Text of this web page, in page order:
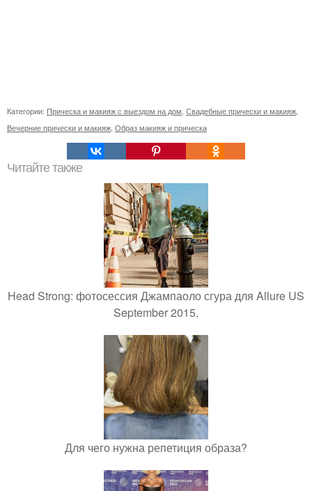
Категории: Прическа и макияж с выездом на дом, Свадебные прически и макияж,
Вечерние прически и макияж, Образ макияж и прическа
Читайте также
Head Strong: фотосессия Джампаоло сгура для Allure US
September 2015.
Для чего нужна репетиция образа?